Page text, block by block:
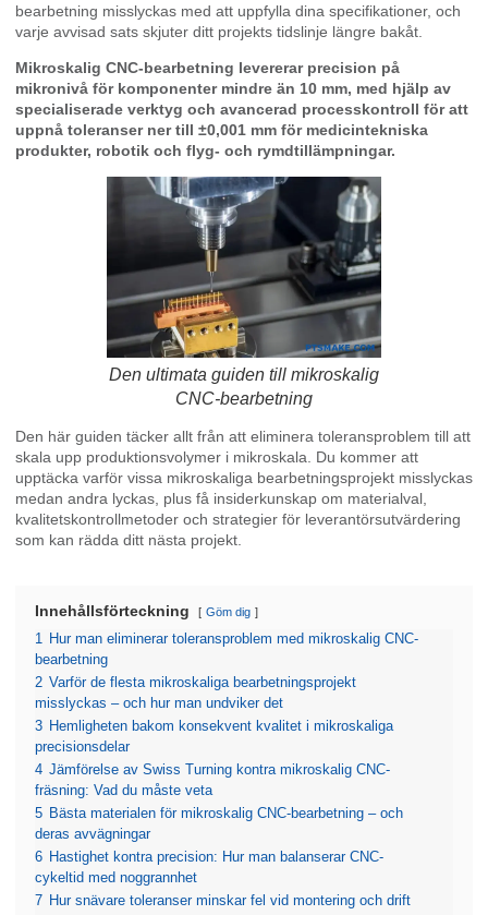
bearbetning misslyckas med att uppfylla dina specifikationer, och
varje avvisad sats skjuter ditt projekts tidslinje längre bakåt.
Mikroskalig CNC-bearbetning levererar precision på
mikronivå för komponenter mindre än 10 mm, med hjälp av
specialiserade verktyg och avancerad processkontroll för att
uppnå toleranser ner till ±0,001 mm för medicintekniska
produkter, robotik och flyg- och rymdtillämpningar.
Den ultimata guiden till mikroskalig
CNC-bearbetning
Den här guiden täcker allt från att eliminera toleransproblem till att
skala upp produktionsvolymer i mikroskala. Du kommer att
upptäcka varför vissa mikroskaliga bearbetningsprojekt misslyckas
medan andra lyckas, plus få insiderkunskap om materialval,
kvalitetskontrollmetoder och strategier för leverantörsutvärdering
som kan rädda ditt nästa projekt.
Innehållsförteckning Göm dig
1 Hur man eliminerar toleransproblem med mikroskalig CNC-
bearbetning
2 Varför de flesta mikroskaliga bearbetningsprojekt
misslyckas – och hur man undviker det
3 Hemligheten bakom konsekvent kvalitet i mikroskaliga
precisionsdelar
4 Jämförelse av Swiss Turning kontra mikroskalig CNC-
fräsning: Vad du måste veta
5 Bästa materialen för mikroskalig CNC-bearbetning – och
deras avvägningar
6 Hastighet kontra precision: Hur man balanserar CNC-
cykeltid med noggrannhet
7 Hur snävare toleranser minskar fel vid montering och drift